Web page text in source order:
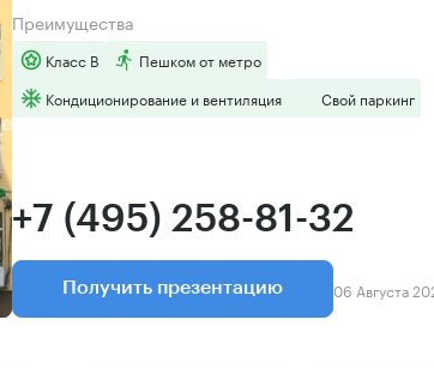
Преимущества
Класс B
Пешком от метро
Кондиционирование и вентиляция
Свой паркинг
+7 (495) 258-81-32
Получить презентацию 06 Августа